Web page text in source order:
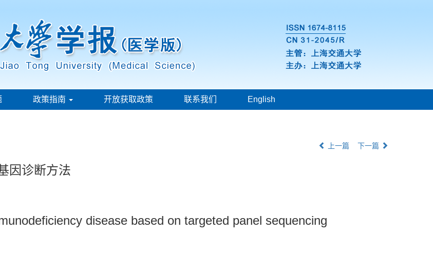
政策指南 开放获取政策 联系我们 English
上一篇 下一篇
因诊断方法
disease based on targeted panel sequencing